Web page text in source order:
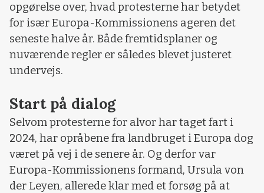
opgørelse over, hvad protesterne har betydet
for især Europa-Kommissionens ageren det
seneste halve år. Både fremtidsplaner og
nuværende regler er således blevet justeret
undervejs.
Start på dialog
Selvom protesterne for alvor har taget fart i
2024, har opråbene fra landbruget i Europa dog
været på vej i de senere år. Og derfor var
Europa-Kommissionens formand, Ursula von
der Leyen, allerede klar med et forsøg på at